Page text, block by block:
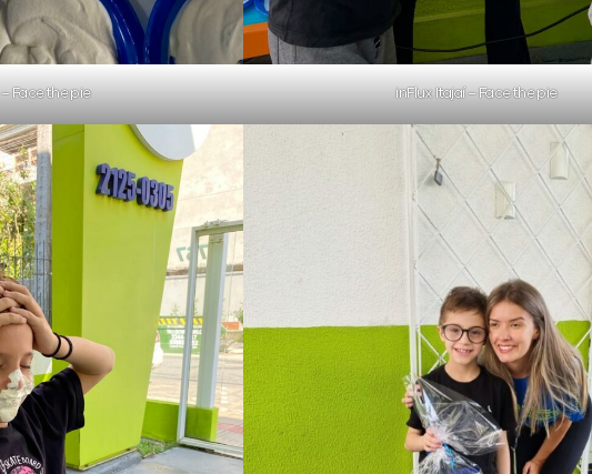
Face the pie inFlux Itajaí – Face the pie